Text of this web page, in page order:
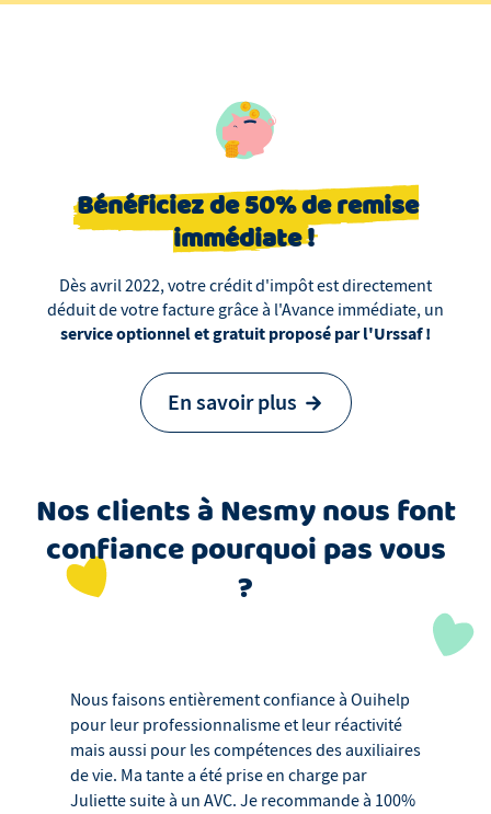
Bénéficiez de 50% de remise
immédiate !
Dès avril 2022, votre crédit d'impôt est directement
déduit de votre facture grâce à l'Avance immédiate, un
service optionnel et gratuit proposé par l'Urssaf !
En savoir plus
Nos clientsàNesmynous font
confiance pourquoi pas vous
?
Nous faisons entièrement confiance à Ouihelp
pour leur professionnalisme et leur réactivité
mais aussi pour les compétences des auxiliaires
de vie. Ma tante a été prise en charge par
Juliette suite à un AVC. Je recommande à 100%